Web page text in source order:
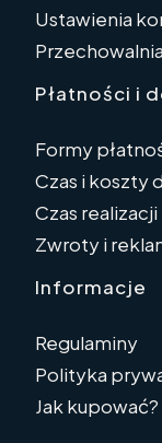
Ustawienia
Przechowalnia
Płatności i
Formy
Czas i koszty
Czas
Zwroty i
Informacje
Regulaminy
Polityka
Jak kupować?